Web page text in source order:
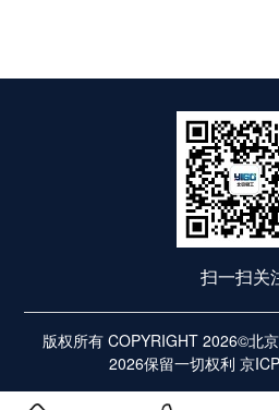
扫一扫关
版权所有 COPYRIGHT 2026©北
2026保留一切权利 京